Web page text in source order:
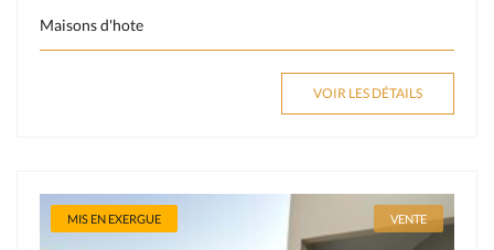
Maisons d'hote
VOIR LES DÉTAILS
MIS EN EXERGUE VENTE